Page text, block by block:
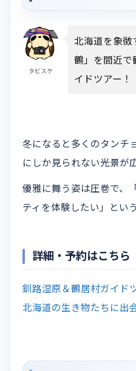
タビスケ
北海道を象徴
鶴」を間近で
イドツアー！
冬になると多くのタンチ
にしか見られない光景が
優雅に舞う姿は圧巻で、
ティを体験したい」とい
詳細・予約はこちら
釧路湿原＆鶴居村ガイ
北海道の生き物たちに出